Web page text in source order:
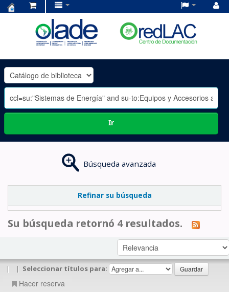
OLADE
-
Ir
Búsqueda avanzada
Refinar su búsqueda
Su búsqueda retornó 4 resultados.
| | Seleccionar títulos para:
Hacer reserva